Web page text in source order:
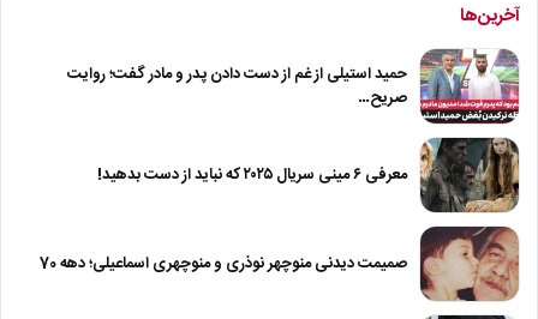
آخرین‌ها
حمید استیلی از غم از دست دادن پدر و مادر گفت؛ روایت
صریح…
معرفی ۶ مینی سریال ۲۰۲۵ که نباید از دست بدهید!
صمیمت دیدنی منوچهر نوذری و منوچهری اسماعیلی؛ دهه 70